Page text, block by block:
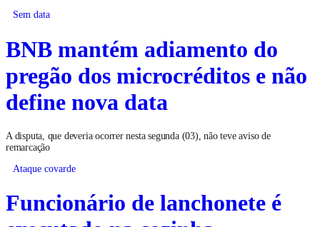
Sem data
BNB mantém adiamento do
pregão dos microcréditos e não
define nova data
A disputa, que deveria ocorrer nesta segunda (03), não teve aviso de
remarcação
Ataque covarde
Funcionário de lanchonete é